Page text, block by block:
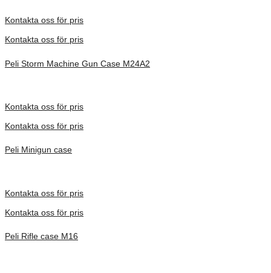
Kontakta oss för pris
Kontakta oss för pris
Peli Storm Machine Gun Case M24A2
Kontakta oss för pris
Kontakta oss för pris
Peli Minigun case
Kontakta oss för pris
Kontakta oss för pris
Peli Rifle case M16